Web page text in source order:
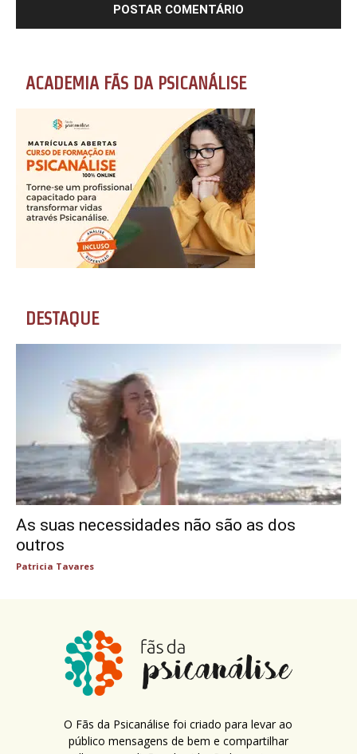
ACADEMIA FÃS DA PSICANÁLISE
DESTAQUE
As suas necessidades não são as dos
outros
Patricia Tavares
O Fãs da Psicanálise foi criado para levar ao
público mensagens de bem e compartilhar